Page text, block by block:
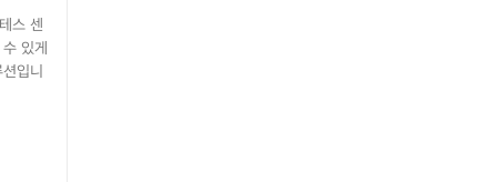
스 센
있게
입니